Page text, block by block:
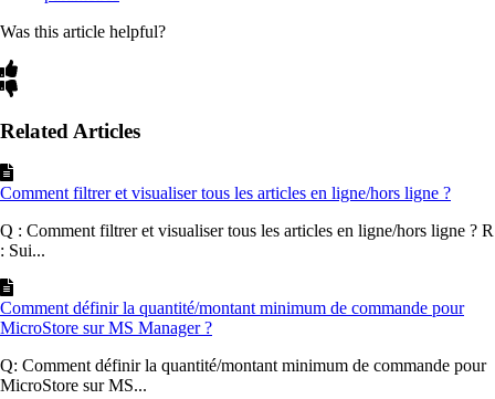
Was this article helpful?
Related Articles
Comment filtrer et visualiser tous les articles en ligne/hors ligne ?
Q : Comment filtrer et visualiser tous les articles en ligne/hors ligne ? R
: Sui...
Comment définir la quantité/montant minimum de commande pour
MicroStore sur MS Manager ?
Q: Comment définir la quantité/montant minimum de commande pour
MicroStore sur MS...